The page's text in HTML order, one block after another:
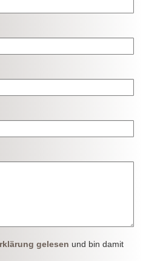
gelesen und bin damit